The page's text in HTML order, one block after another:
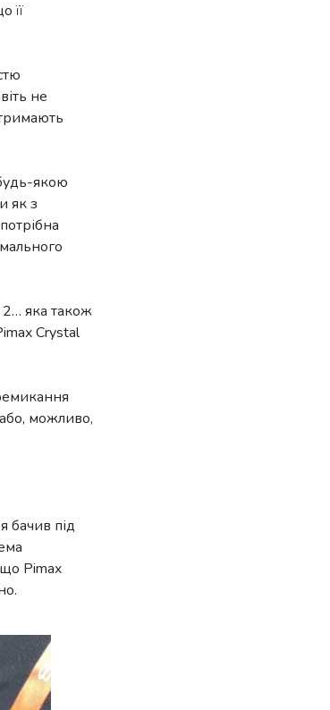
її
не
якою
як з
2… яка також
Crystal
можливо,
бачив під
Pimax